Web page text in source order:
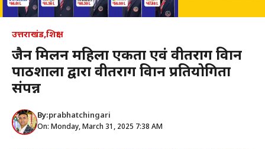
उत्तराखंड,शिक्षा
जैन मिलन महिला एकता एवं वीतराग विज्ञान
पाठशाला द्वारा वीतराग विज्ञान प्रतियोगिता
संपन्न
By:prabhatchingari
On: Monday, March 31, 2025 7:38 AM